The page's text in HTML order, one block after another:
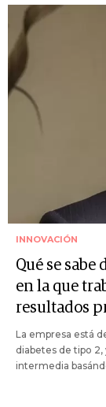
INNOVACIÓN
Qué se
en la que
resultados
La empresa está
diabetes de tipo 2,
intermedia